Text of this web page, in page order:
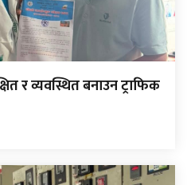
र व्यवस्थित बनाउन ट्राफिक